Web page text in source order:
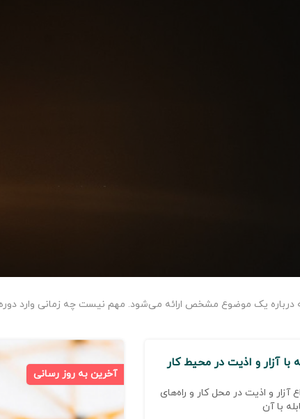
یک موضوع مشخص ارائه می‌شود. مهم نیست چه زمانی وارد دوره
با آزار و اذیت در محیط کار
آزار و اذیت در محل کار و راه‌های
با آن
آخرین به روز رسانی